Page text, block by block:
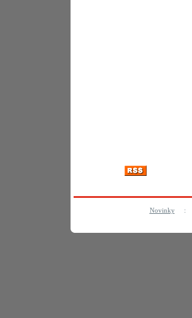
Novinky: